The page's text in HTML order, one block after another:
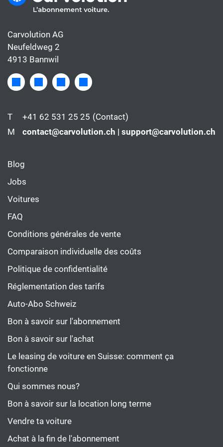
Carvolution AG
Neufeldweg 2
4913 Bannwil
T +41 62 531 25 25 (Contact)
M
contact@carvolution.ch | support@carvolution.ch
Blog
Jobs
Voitures
FAQ
Conditions générales de vente
Comparaison individuelle des coûts
Politique de confidentialité
Réglementation des tarifs
Auto-Abo Schweiz
Bon à savoir sur l'abonnement
Bon à savoir sur l'achat
Le leasing de voiture en Suisse: comment ça
fonctionne
Qui sommes nous?
Bon à savoir sur la location long terme
Vendre ta voiture
Achat à la fin de l'abonnement